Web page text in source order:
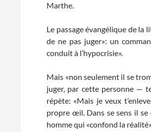
Marthe.
Le passage évangélique de la
de ne pas juger»: un
conduit à l’hypocrisie».
Mais «non seulement il se
juger, par cette personne —
répète: «Mais je veux
propre œil. Dans se sens il
homme qui «confond la